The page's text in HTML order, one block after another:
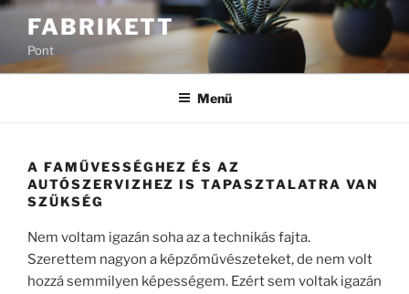
Tartalomhoz
FABRIKETT
Pont
Menü
A FAMŰVESSÉGHEZ ÉS AZ
AUTÓSZERVIZHEZ IS TAPASZTALATRA VAN
SZÜKSÉG
Nem voltam igazán soha az a technikás fajta.
Szerettem nagyon a képzőművészeteket, de nem volt
hozzá semmilyen képességem. Ezért sem voltak igazán